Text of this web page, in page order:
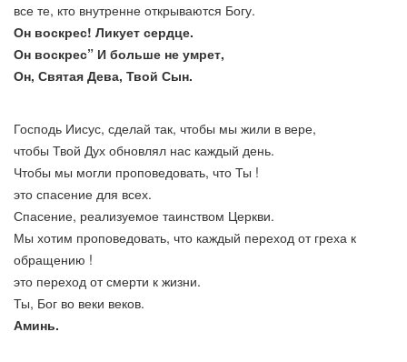
все те, кто внутренне открываются Богу.
Он воскрес! Ликует сердце.
Он воскрес” И больше не умрет,
Он, Святая Дева, Твой Сын.
Господь Иисус, сделай так, чтобы мы жили в вере,
чтобы Твой Дух обновлял нас каждый день.
Чтобы мы могли проповедовать, что Ты !
это спасение для всех.
Спасение, реализуемое таинством Церкви.
Мы хотим проповедовать, что каждый переход от греха к
обращению !
это переход от смерти к жизни.
Ты, Бог во веки веков.
Аминь.